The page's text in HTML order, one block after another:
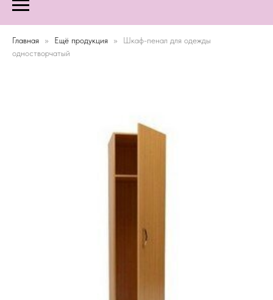
Главная Ещё продукция
Шкаф-пенал для одежды
одностворчатый